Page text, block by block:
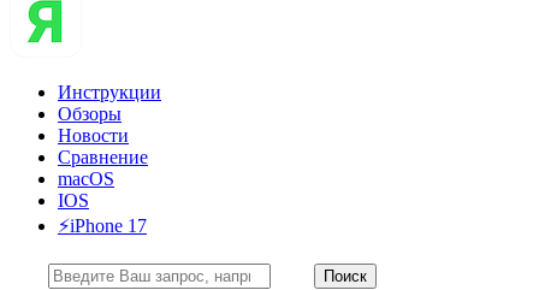
Инструкции
Обзоры
Новости
Сравнение
macOS
IOS
⚡️iPhone 17